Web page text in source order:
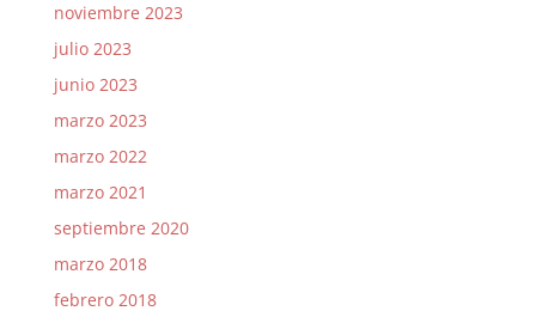
noviembre 2023
julio 2023
junio 2023
marzo 2023
marzo 2022
marzo 2021
septiembre 2020
marzo 2018
febrero 2018